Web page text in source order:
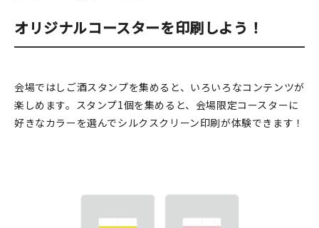
台湾グッズ
オリジナルコースターを印刷しよう！
会場ではしご酒スタンプを集めると、いろいろなコンテンツが
楽しめます。スタンプ1個を集めると、会場限定コースターに
好きなカラーを選んでシルクスクリーン印刷が体験できます！